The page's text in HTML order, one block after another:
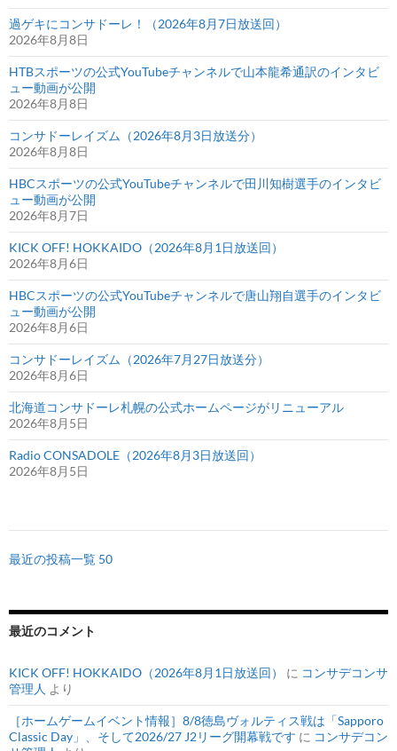
過ゲキにコンサドーレ！（2026年8月7日放送回）
2026年8月8日
HTBスポーツの公式YouTubeチャンネルで山本龍希通訳のインタビ
ュー動画が公開
2026年8月8日
コンサドーレイズム（2026年8月3日放送分）
2026年8月8日
HBCスポーツの公式YouTubeチャンネルで田川知樹選手のインタビ
ュー動画が公開
2026年8月7日
KICK OFF! HOKKAIDO（2026年8月1日放送回）
2026年8月6日
HBCスポーツの公式YouTubeチャンネルで唐山翔自選手のインタビ
ュー動画が公開
2026年8月6日
コンサドーレイズム（2026年7月27日放送分）
2026年8月6日
北海道コンサドーレ札幌の公式ホームページがリニューアル
2026年8月5日
Radio CONSADOLE（2026年8月3日放送回）
2026年8月5日
最近の投稿一覧 50
最近のコメント
KICK OFF! HOKKAIDO（2026年8月1日放送回） に コンサデコンサ
管理人 より
［ホームゲームイベント情報］8/8徳島ヴォルティス戦は「Sapporo
Classic Day」、そして2026/27 J2リーグ開幕戦です に コンサデコン